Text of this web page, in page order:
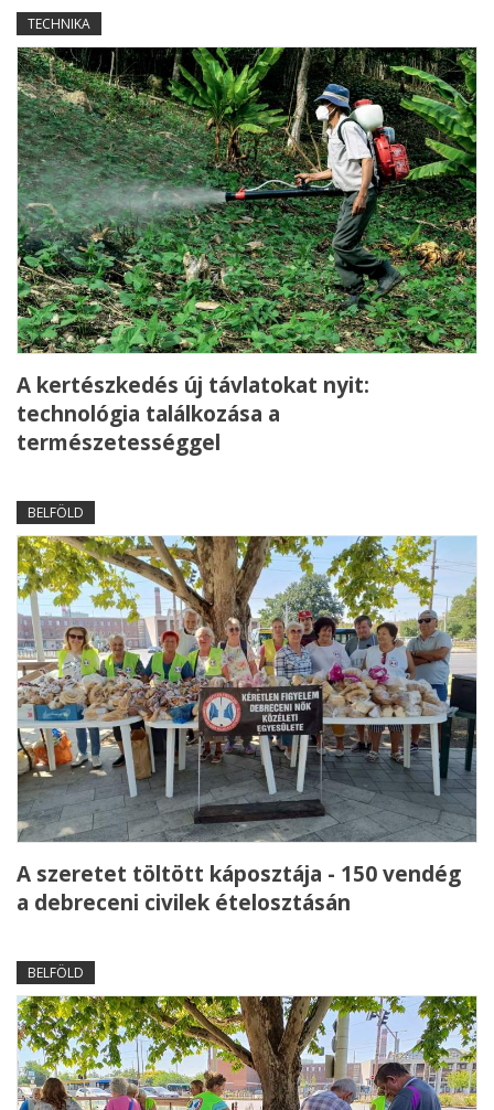
TECHNIKA
A kertészkedés új távlatokat nyit:
technológia találkozása a
természetességgel
BELFÖLD
A szeretet töltött káposztája - 150 vendég
a debreceni civilek ételosztásán
BELFÖLD